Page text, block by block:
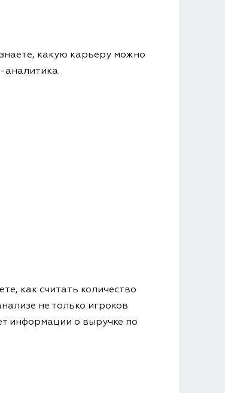
какую карьеру можно
аналитика.
как считать количество
не только игроков
информации о выручке по